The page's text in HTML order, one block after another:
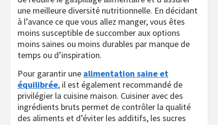
une meilleure diversité nutritionnelle. En décidant
à l’avance ce que vous allez manger, vous êtes
moins susceptible de succomber aux options
moins saines ou moins durables par manque de
temps ou d’inspiration.
Pour garantir une alimentation saine et
équilibrée, il est également recommandé de
privilégier la cuisine maison. Cuisiner avec des
ingrédients bruts permet de contrôler la qualité
des aliments et d’éviter les additifs, les sucres